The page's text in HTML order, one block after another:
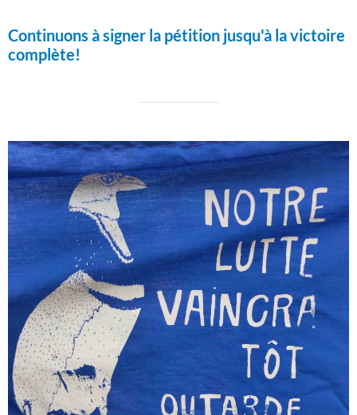
Continuons à signer la pétition jusqu'à la victoire
complète!